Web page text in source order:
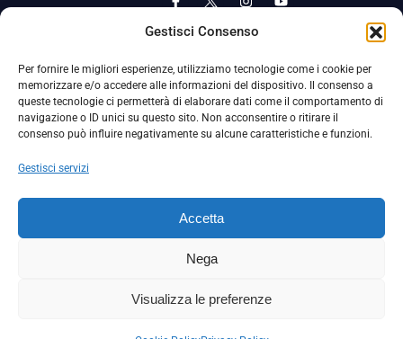
Gestisci Consenso
Per fornire le migliori esperienze, utilizziamo tecnologie come i cookie per
memorizzare e/o accedere alle informazioni del dispositivo. Il consenso a
queste tecnologie ci permetterà di elaborare dati come il comportamento di
navigazione o ID unici su questo sito. Non acconsentire o ritirare il
consenso può influire negativamente su alcune caratteristiche e funzioni.
Gestisci servizi
Accetta
Nega
Visualizza le preferenze
Privacy Policy Cookie Policy
La Società ha nominato il Responsabile della Protezione dei Dati Personali (DPO), figura specializzata che vigila sulle modalità
adottate dalla nostra Società per tutelare i Suoi dati personali.
Per contattare il DPO può scrivere a
La Società ha inoltre adottato un proprio Codice Etico, consultabile al seguente link:
Scarica il Codice Etico